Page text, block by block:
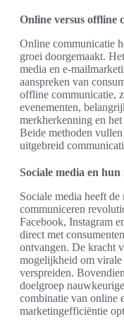
Online versus offline
Online communicatie
groei doorgemaakt.
media en e-
aanspreken van
offline communicatie,
evenementen,
merkherkenning en
Beide methoden vullen
uitgebreid
Sociale media en hun
Sociale media heeft
communiceren
Facebook, Instagram
direct met
ontvangen. De kracht
mogelijkheid om virale
verspreiden.
doelgroep
combinatie van online
marketingefficiëntie